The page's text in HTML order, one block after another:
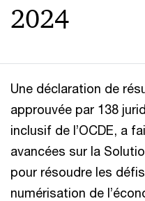
2024
Une déclaration de
approuvée par 138
inclusif de l’OCDE, a
avancées sur la
pour résoudre les
numérisation de